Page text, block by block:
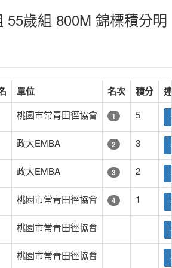
55歲組 800M 錦標積分明
單位 名次 積分
桃園市常青田徑協會 1 5
政大EMBA 2 3
政大EMBA 3 2
桃園市常青田徑協會 4 1
桃園市常青田徑協會
桃園市常青田徑協會